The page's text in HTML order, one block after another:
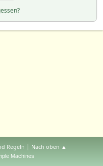
Regeln | Nach oben ▲
Machines